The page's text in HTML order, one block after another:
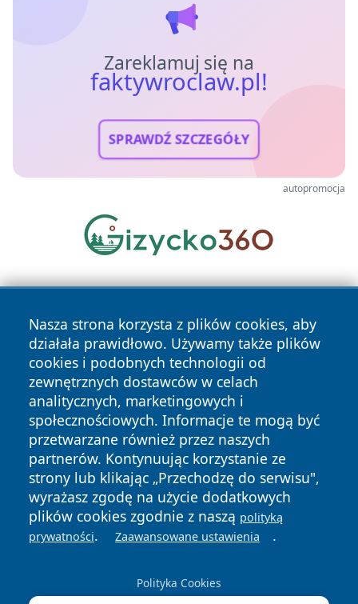
Zareklamuj się na
faktywroclaw.pl!
SPRAWDŹ SZCZEGÓŁY
autopromocja
Nasza strona korzysta z plików cookies, aby
działała prawidłowo. Używamy także plików
cookies i podobnych technologii od
zewnętrznych dostawców w celach
analitycznych, marketingowych i
społecznościowych. Informacje te mogą być
przetwarzane również przez naszych
partnerów. Kontynuując korzystanie ze
strony lub klikając „Przechodzę do serwisu",
wyrażasz zgodę na użycie dodatkowych
plików cookies zgodnie z naszą polityką
prywatności. Zaawansowane ustawienia .
Polityka Cookies
Copyright © 2026 faktywroclaw.pl Wszystkie prawa
zastrzeżone.
News Autorzy
Polityka
Prywatności
Polityka
Cookies